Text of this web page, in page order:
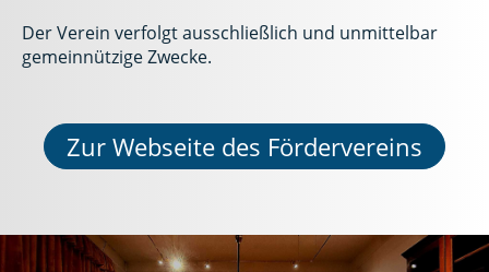
Der Verein verfolgt ausschließlich und unmittelbar
gemeinnützige Zwecke.
Zur Webseite des Fördervereins